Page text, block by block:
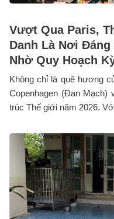
Vượt Qua Paris,
Danh Là Nơi Đáng
Nhờ Quy Hoạch
Không chỉ là quê hương
Copenhagen (Đan Mạch)
trúc Thế giới năm 2026.